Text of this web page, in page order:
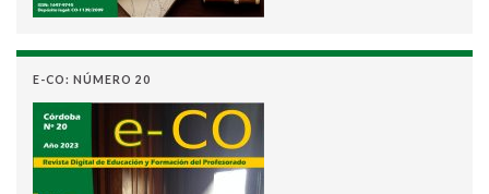
E-CO: NÚMERO 20